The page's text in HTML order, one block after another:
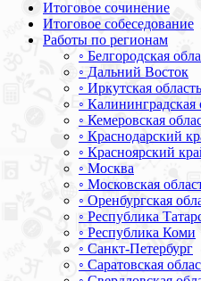
Итоговое сочинение
Итоговое собеседование
Работы по регионам
◦ Белгородская
◦ Дальний Восток
◦ Иркутская область
◦ Калининградская
◦ Кемеровская
◦ Краснодарский
◦ Красноярский
◦ Москва
◦ Московская
◦ Оренбургская
◦ Республика
◦ Республика Коми
◦ Санкт-Петербург
◦ Саратовская